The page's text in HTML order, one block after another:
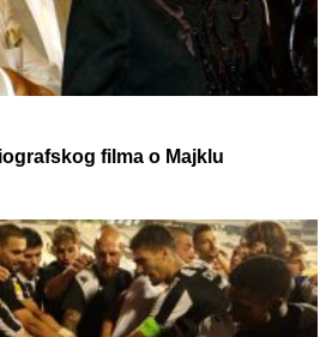
filma o Majklu